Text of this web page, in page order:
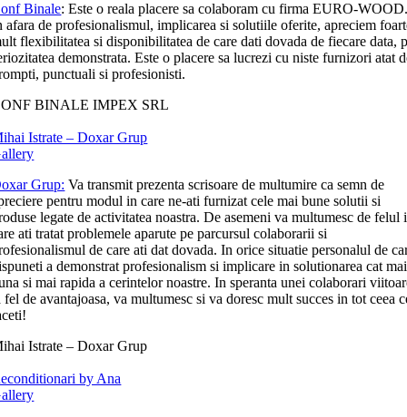
Binale: Este o reala placere sa colaboram cu firma EURO-
afara de profesionalismul, implicarea si solutiile oferite, apreciem
flexibilitatea si disponibilitatea de care dati dovada de fiecare data,
demonstrata. Este o placere sa lucrezi cu niste furnizori atat
punctuali si profesionisti.
BINALE IMPEX SRL
Istrate – Doxar Grup
Grup: Va transmit prezenta scrisoare de multumire ca semn de
pentru modul in care ne-ati furnizat cele mai bune solutii si
legate de activitatea noastra. De asemeni va multumesc de felul
ati tratat problemele aparute pe parcursul colaborarii si
de care ati dat dovada. In orice situatie personalul de
a demonstrat profesionalism si implicare in solutionarea cat mai
si mai rapida a cerintelor noastre. In speranta unei colaborari
fel de avantajoasa, va multumesc si va doresc mult succes in tot ceea
Istrate – Doxar Grup
by Ana